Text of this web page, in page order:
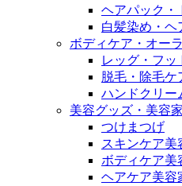
ヘアパック・
白髪染め・ヘ
ボディケア・オー
レッグ・フッ
脱毛・除毛ケ
ハンドクリー
美容グッズ・美容
つけまつげ
スキンケア美
ボディケア美
ヘアケア美容